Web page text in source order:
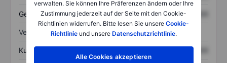
verwalten. Sie können Ihre Präferenzen ändern oder Ihre
Zustimmung jederzeit auf der Seite mit den Cookie-
Richtlinien widerrufen. Bitte lesen Sie unsere Cookie-
Richtlinieund unsere Datenschutzrichtlinie.
Alle Cookies akzeptieren
Gesamtschulden XXXXXXX XXXXXXX
Verhältnisse
Kurs/Umsatz XXXXXXX